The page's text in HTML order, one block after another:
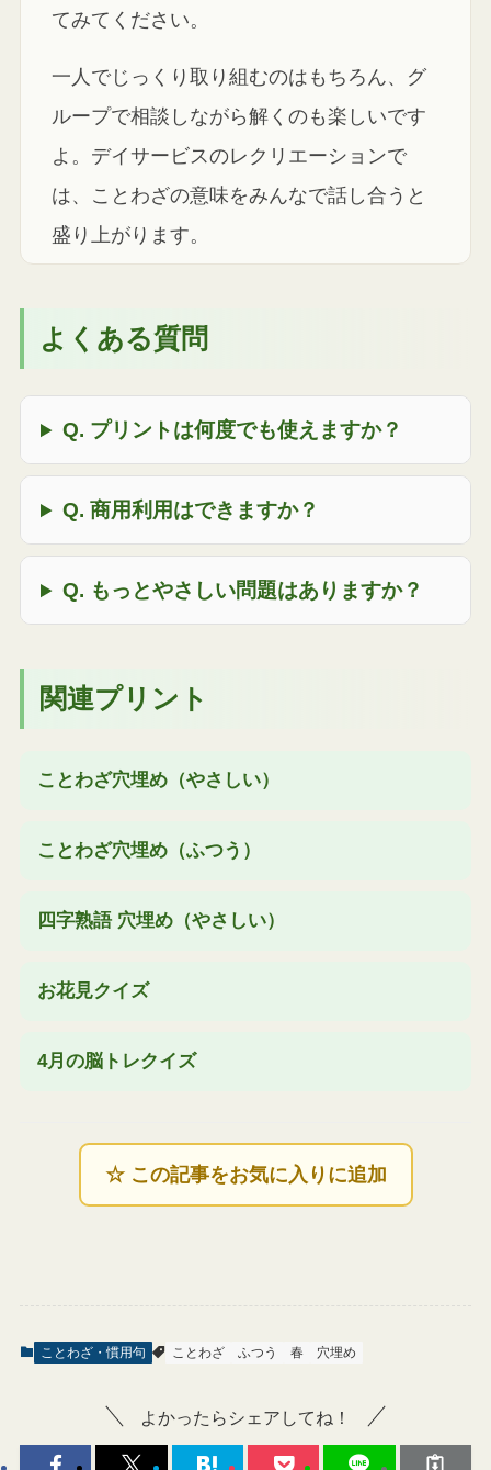
てみてください。
一人でじっくり取り組むのはもちろん、グ
ループで相談しながら解くのも楽しいです
よ。デイサービスのレクリエーションで
は、ことわざの意味をみんなで話し合うと
盛り上がります。
よくある質問
Q. プリントは何度でも使えますか？
Q. 商用利用はできますか？
Q. もっとやさしい問題はありますか？
関連プリント
ことわざ穴埋め（やさしい）
ことわざ穴埋め（ふつう）
四字熟語 穴埋め（やさしい）
お花見クイズ
4月の脳トレクイズ
☆ この記事をお気に入りに追加
ことわざ・慣用句 ことわざ ふつう 春 穴埋め
よかったらシェアしてね！